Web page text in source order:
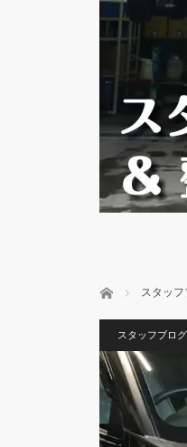
ホーム スタッフ
スタッフブロ